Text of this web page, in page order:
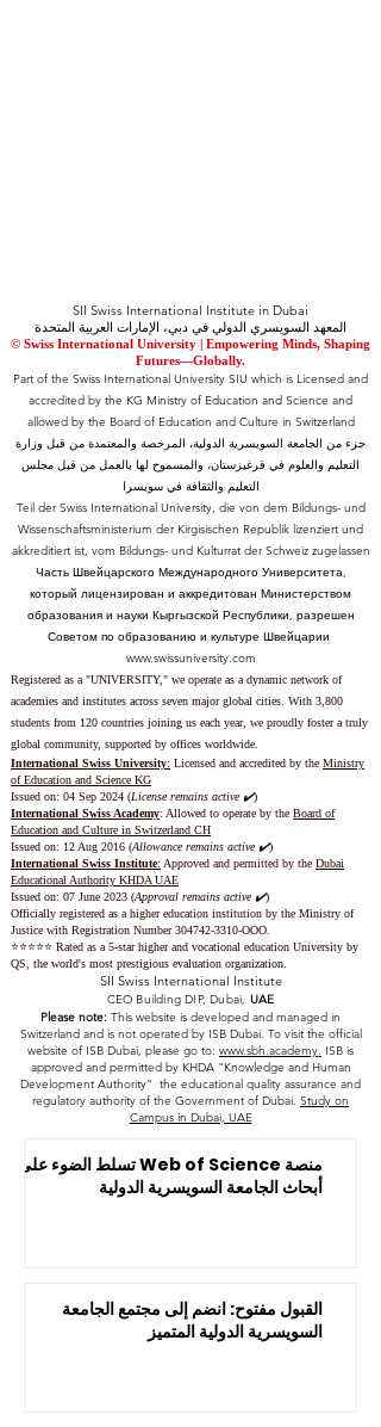
SII Swiss International Institute in Dubai
المعهد السويسري الدولي في دبي، الإمارات العربية المتحدة
© Swiss International University | ​Empowering Minds, Shaping
Futures—Globally.
Part of the Swiss International University SIU which is Licensed and
accredited by the KG Ministry of Education and Science and
allowed by the Board of Education and Culture in Switzerland
جزء من الجامعة السويسرية الدولية، المرخصة والمعتمدة من قبل وزارة
التعليم والعلوم في قرغيزستان، والمسموح لها بالعمل من قبل مجلس
التعليم والثقافة في سويسرا
Teil der Swiss International University, die von dem Bildungs- und
Wissenschaftsministerium der Kirgisischen Republik lizenziert und
akkreditiert ist, vom Bildungs- und Kulturrat der Schweiz zugelassen
Часть Швейцарского Международного Университета,
который лицензирован и аккредитован Министерством
образования и науки Кыргызской Республики, разрешен
Советом по образованию и культуре Швейцарии
www.swissuniversity.com
Registered as a "UNIVERSITY," we operate as a dynamic network of
academies and institutes across seven major global cities. With 3,800
students from 120 countries joining us each year, we proudly foster a truly
global community, supported by offices worldwide.
International Swiss University: Licensed and accredited by the Ministry
of Education and Science KG
Issued on: 04 Sep 2024 (License remains active ✔️)
International Swiss Academy: Allowed to operate by the Board of
Education and Culture in Switzerland CH
Issued on: 12 Aug 2016 (Allowance remains active ✔️)
International Swiss Institute: Approved and permitted by the Dubai
Educational Authority KHDA UAE
Issued on: 07 June 2023 (Approval remains active ✔️)
Officially registered as a higher education institution by the Ministry of
Justice with Registration Number304742-3310-OOO.
⭐️⭐️⭐️⭐️⭐️ Rated as a 5-star higher and vocational education University by
QS, the world's most prestigious evaluation organization.
SII Swiss International Institute
CEO Building DIP, Dubai, UAE
Please note: This website is developed and managed in
Switzerland and is not operated by ISB Dubai. To visit the official
website of ISB Dubai, please go to: www.sbh.academy. ISB is
approved and permitted by KHDA "Knowledge and Human
Development Authority" the educational quality assurance and
regulatory authority of the Government of Dubai. Study on
Campus in Dubai, UAE
منصة Web of Science تسلط الضوء على
أبحاث الجامعة السويسرية الدولية
القبول مفتوح: انضم إلى مجتمع الجامعة
السويسرية الدولية المتميز